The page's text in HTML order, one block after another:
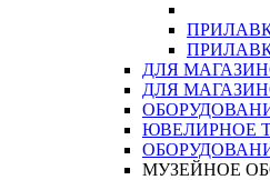
ДЛЯ
ДЛЯ
ЮВЕЛИРНОЕ
МУЗЕЙНОЕ